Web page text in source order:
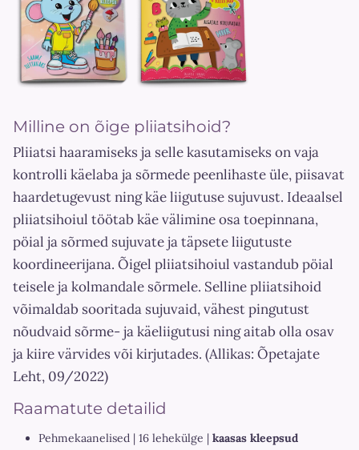
Milline on õige pliiatsihoid?
Pliiatsi haaramiseks ja selle kasutamiseks on vaja
kontrolli käelaba ja sõrmede peenlihaste üle, piisavat
haardetugevust ning käe liigutuse sujuvust. Ideaalsel
pliiatsihoiul töötab käe välimine osa toepinnana,
pöial ja sõrmed sujuvate ja täpsete liigutuste
koordineerijana. Õigel pliiatsihoiul vastandub pöial
teisele ja kolmandale sõrmele. Selline pliiatsihoid
võimaldab sooritada sujuvaid, vähest pingutust
nõudvaid sõrme- ja käeliigutusi ning aitab olla osav
ja kiire värvides või kirjutades. (Allikas: Õpetajate
Leht, 09/2022)
Raamatute detailid
Pehmekaanelised | 16 lehekülge | kaasas kleepsud